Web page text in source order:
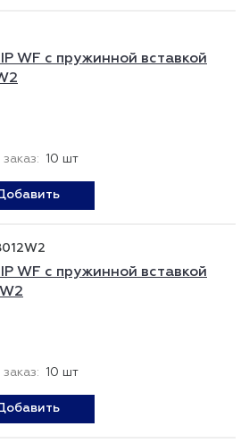
WF с пружинной вставкой
10 шт
WF с пружинной вставкой
10 шт